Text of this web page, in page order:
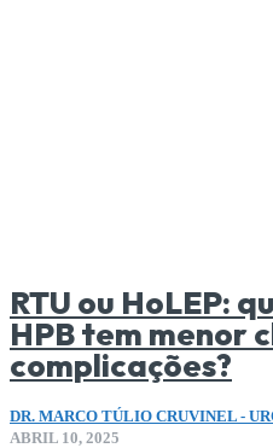
RTU ou HoLEP:
HPB tem menor
complicações?
DR. MARCO TÚLIO CRUVINEL -
ABRIL 10, 2025